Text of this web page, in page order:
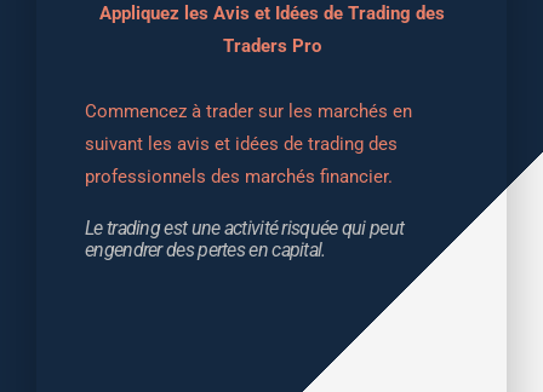
Appliquez les Avis et Idées de Trading des
Traders Pro
Commencez à trader sur les marchés en
suivant les avis et idées de trading des
professionnels des marchés financier.
Le trading est une activité risquée qui peut
engendrer des pertes en capital.